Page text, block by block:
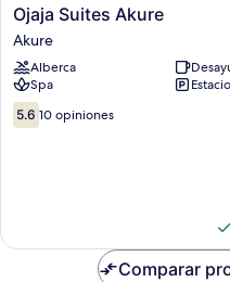
Ojaja
Suites
Akure
Akure
Ojaja Suites Akure
Akure
Alberca
Spa
5.6
de
5.6 10 opiniones
Comparar